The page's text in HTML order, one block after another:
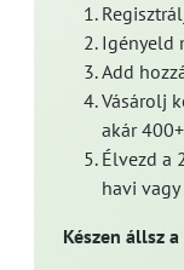
Igényeld
Add
Vásárolj
akár
Élvezd a
havi
Készen állsz